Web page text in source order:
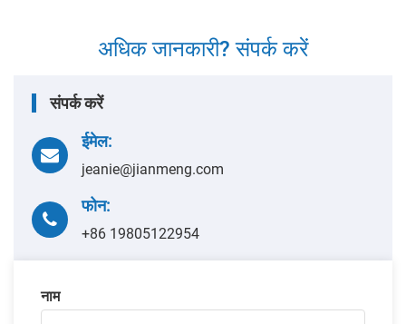
अधिक जानकारी? संपर्क करें
संपर्क करें
ईमेल:
jeanie@jianmeng.com
फोन:
+86 19805122954
नाम